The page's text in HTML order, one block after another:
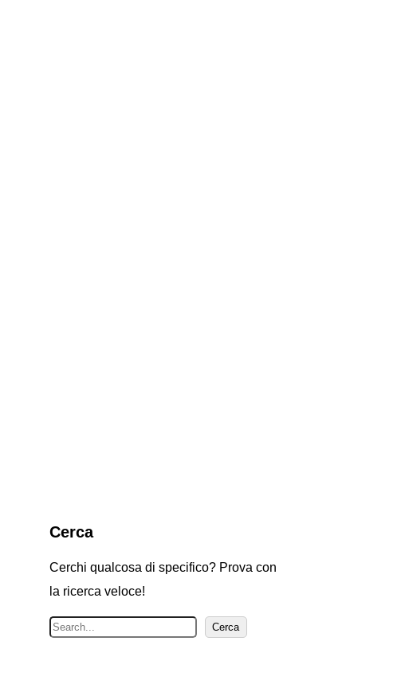
Cerca
Cerchi qualcosa di specifico? Prova con
la ricerca veloce!
C
Cerca